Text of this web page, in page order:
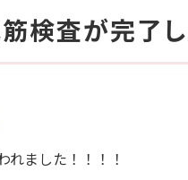
検査が完了し
れました！！！！